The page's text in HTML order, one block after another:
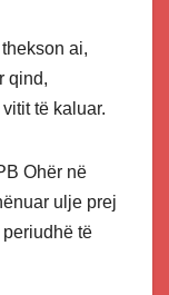
ai,
qind,
të kaluar.
Ohër në
ulje prej
të